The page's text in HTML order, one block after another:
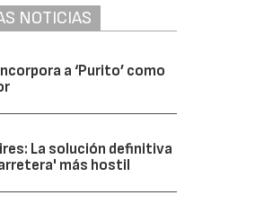
NOTICIAS
a ‘Purito’ como
La solución definitiva
más hostil